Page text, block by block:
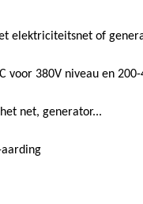
elektriciteitsnet of
voor 380V niveau en
net, generator...
aarding